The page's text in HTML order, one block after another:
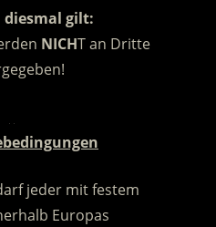
diesmal gilt:
NICHT an Dritte
jeder mit festem
Europas